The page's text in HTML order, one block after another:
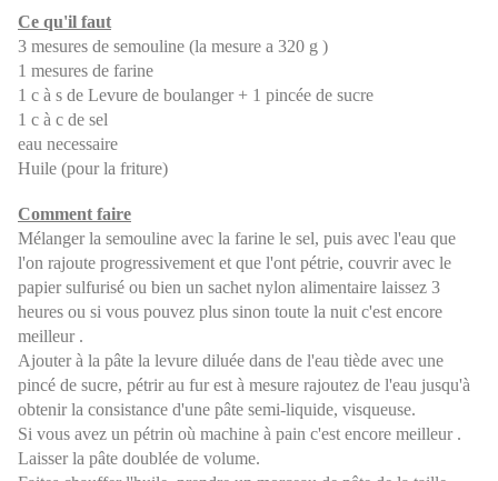
Ce qu'il faut
3 mesures de semouline (la mesure a 320 g )
1 mesures de farine
1 c à s de Levure de boulanger + 1 pincée de sucre
1 c à c de sel
eau necessaire
Huile (pour la friture)
Comment faire
Mélanger la semouline avec la farine le sel, puis avec l'eau que
l'on rajoute progressivement et que l'ont pétrie, couvrir avec le
papier sulfurisé ou bien un sachet nylon alimentaire laissez 3
heures ou si vous pouvez plus sinon toute la nuit c'est encore
meilleur .
Ajouter à la pâte la levure diluée dans de l'eau tiède avec une
pincé de sucre, pétrir au fur est à mesure rajoutez de l'eau jusqu'à
obtenir la consistance d'une pâte semi-liquide, visqueuse.
Si vous avez un pétrin où machine à pain c'est encore meilleur .
Laisser la pâte doublée de volume.